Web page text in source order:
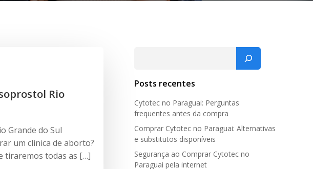
Rio
Grande do Sul
um clinica de aborto?
tiraremos todas as […]
Posts recentes
Cytotec no Paraguai: Perguntas
frequentes antes da compra
Comprar Cytotec no Paraguai: Alternativas
e substitutos disponíveis
Segurança ao Comprar Cytotec no
Paraguai pela internet